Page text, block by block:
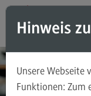
Direkt zum Inhalt
Direkt zum
Direkt zum Footer
Hinweis
Unsere Webseite
Funktionen: Zum